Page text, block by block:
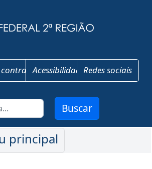
AcessibilidadeRedes sociais
Buscar